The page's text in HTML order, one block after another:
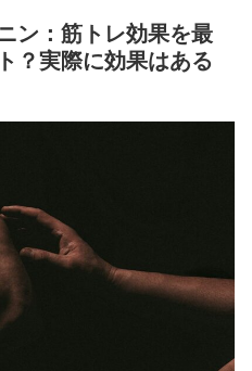
ン：筋トレ効果を最
？実際に効果はある